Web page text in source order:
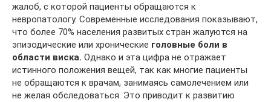
жалоб, с которой пациенты обращаются к
невропатологу. Современные исследования показывают,
что более 70% населения развитых стран жалуются на
эпизодические или хронические головные боли в
области виска. Однако и эта цифра не отражает
истинного положения вещей, так как многие пациенты
не обращаются к врачам, занимаясь самолечением или
не желая обследоваться. Это приводит к развитию